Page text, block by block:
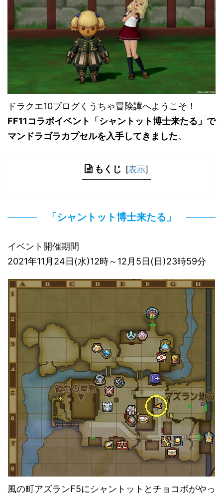
ドラクエ10ブログくうちゃ冒険譚へようこそ！
FF11コラボイベント「シャントット博士来たる」で
マンドラゴラカプセルを入手してきました。
もくじ [表示]
「シャントット博士来たる」
イベント開催期間
2021年11月24日(水)12時～12月5日(日)23時59分
風の町アズランF5にシャントットとチョコボがやっ